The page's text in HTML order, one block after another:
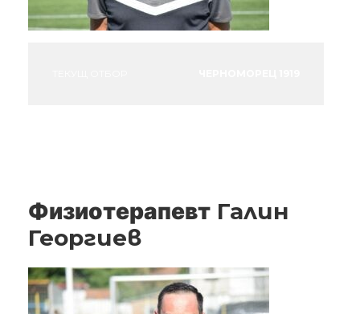
Физиотерапевт Галин
Георгиев